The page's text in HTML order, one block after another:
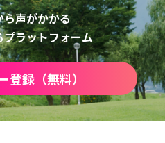
ら声がかかる
ラットフォーム
登録（無料）